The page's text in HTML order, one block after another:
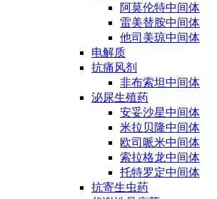
阿莫伦特中间体
雷美替胺中间体
他司美琼中间体
电解质
抗痛风剂
非布索坦中间体
泌尿生殖药
安妥沙星中间体
米拉贝隆中间体
欧司哌米中间体
索拉格龙中间体
托特罗定中间体
抗寄生虫药